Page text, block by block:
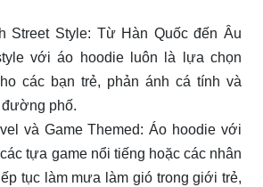
Street Style: Từ Hàn Quốc đến Âu
với áo hoodie luôn là lựa chọn
các bạn trẻ, phản ánh cá tính và
phố.
và Game Themed: Áo hoodie với
tựa game nổi tiếng hoặc các nhân
tục làm mưa làm gió trong giới trẻ,